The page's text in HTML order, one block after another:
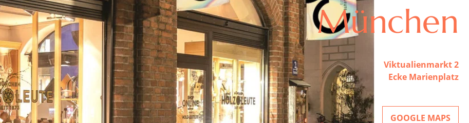
München
Viktualienmarkt 2
Ecke Marienplatz
GOOGLE MAPS